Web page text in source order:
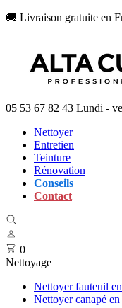
🚚 Livraison gratuite en
05 53 67 82 43 Lundi -
Nettoyer
Entretien
Teinture
Rénovation
Conseils
Contact
0
Nettoyage
Nettoyer fauteuil
Nettoyer canapé